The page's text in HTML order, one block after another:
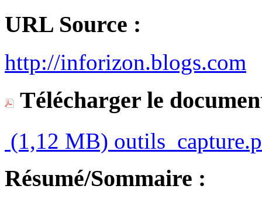
URL Source :
http://inforizon.blogs.com
Télécharger le
(1,12 MB)
Résumé/Sommaire :